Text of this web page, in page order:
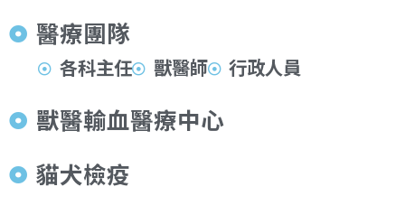
醫療團隊
各科主任 獸醫師 行政人員
獸醫輸血醫療中心
貓犬檢疫